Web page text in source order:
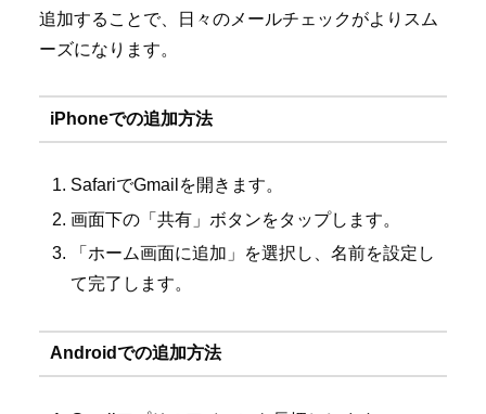
追加することで、日々のメールチェックがよりスム
ーズになります。
iPhoneでの追加方法
SafariでGmailを開きます。
画面下の「共有」ボタンをタップします。
「ホーム画面に追加」を選択し、名前を設定し
て完了します。
Androidでの追加方法